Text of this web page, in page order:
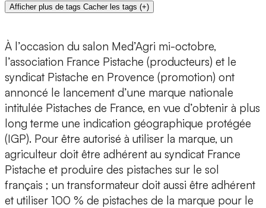
Afficher plus de tags Cacher les tags (+)
À l’occasion du salon Med’Agri mi-octobre,
l’association France Pistache (producteurs) et le
syndicat Pistache en Provence (promotion) ont
annoncé le lancement d’une marque nationale
intitulée Pistaches de France, en vue d’obtenir à plus
long terme une indication géographique protégée
(IGP). Pour être autorisé à utiliser la marque, un
agriculteur doit être adhérent au syndicat France
Pistache et produire des pistaches sur le sol
français ; un transformateur doit aussi être adhérent
et utiliser 100 % de pistaches de la marque pour le